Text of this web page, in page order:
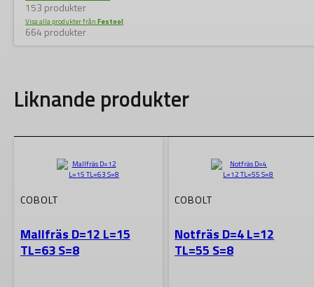
153 produkter
Visa alla produkter frånFestool
664 produkter
Liknande produkter
COBOLT
Mallfräs D=12 L=15
TL=63 S=8
COBOLT
Notfräs D=4 L=12
TL=55 S=8